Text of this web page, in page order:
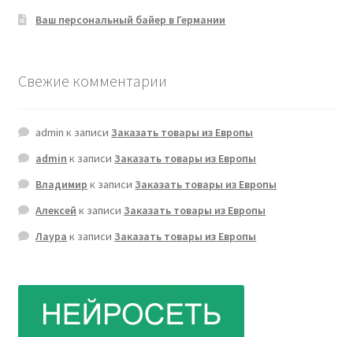
Ваш персональный байер в Германии
Свежие комментарии
admin к записиЗаказать товары из Европы
admin к записиЗаказать товары из Европы
Владимир к записиЗаказать товары из Европы
Алексей к записиЗаказать товары из Европы
Лаура к записиЗаказать товары из Европы